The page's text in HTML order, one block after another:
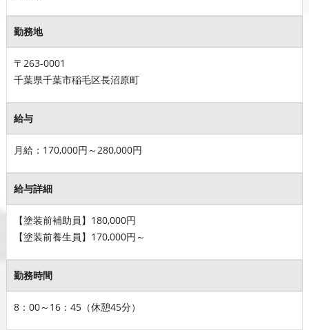
勤務地
〒263-0001
千葉県千葉市稲毛区長沼原町
給与
月給：170,000円～280,000円
給与詳細
【塗装前補助員】180,000円
【塗装前養生員】170,000円～
勤務時間
8：00～16：45（休憩45分）